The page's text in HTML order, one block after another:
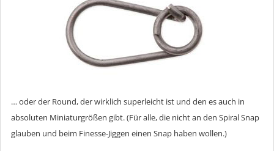
… oder der Round, der wirklich superleicht ist und den es auch in
absoluten Miniaturgrößen gibt. (Für alle, die nicht an den Spiral Snap
glauben und beim Finesse-Jiggen einen Snap haben wollen.)